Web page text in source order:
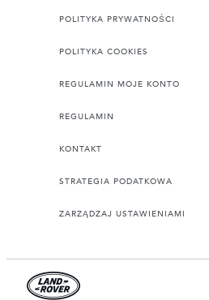
POLITYKA PRYWATNOŚCI
POLITYKA COOKIES
REGULAMIN MOJE KONTO
REGULAMIN
KONTAKT
STRATEGIA PODATKOWA
ZARZĄDZAJ USTAWIENIAMI